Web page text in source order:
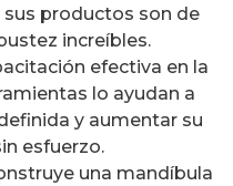
productos son de
increíbles.
efectiva en la
lo ayudan a
y aumentar su
esfuerzo.
una mandíbula